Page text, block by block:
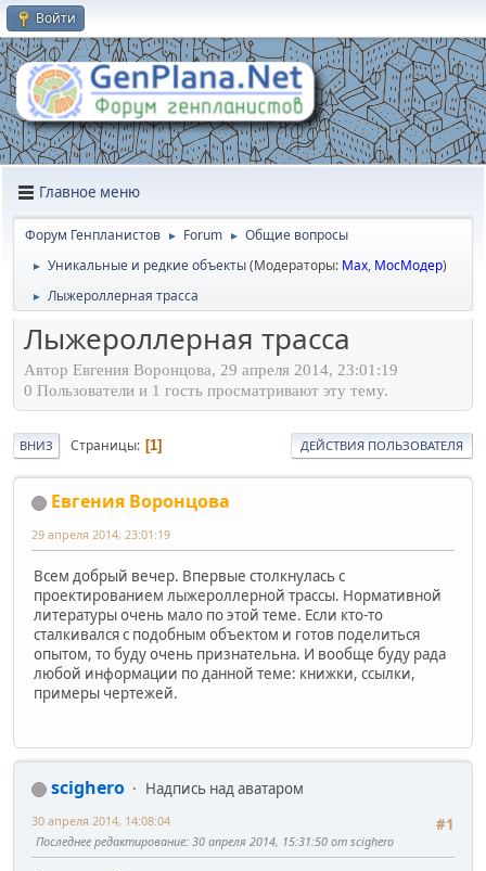
Войти
Главное меню
Форум Генпланистов ► Forum ► Общие вопросы
► Уникальные и редкие объекты(Модераторы: Max, МосМодер)
► Лыжероллерная трасса
Лыжероллерная трасса
Автор Евгения Воронцова, 29 апреля 2014, 23:01:19
0 Пользователи и 1 гость просматривают эту тему.
ВНИЗ Страницы 1 ДЕЙСТВИЯ ПОЛЬЗОВАТЕЛЯ
Евгения Воронцова
29 апреля 2014, 23:01:19
Всем добрый вечер. Впервые столкнулась с
проектированием лыжероллерной трассы. Нормативной
литературы очень мало по этой теме. Если кто-то
сталкивался с подобным объектом и готов поделиться
опытом, то буду очень признательна. И вообще буду рада
любой информации по данной теме: книжки, ссылки,
примеры чертежей.
scighero
Надпись над аватаром
#1
30 апреля 2014, 14:08:04
Последнее редактирование: 30 апреля 2014, 15:31:50 от scighero